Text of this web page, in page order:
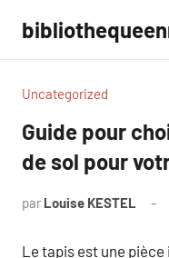
contenu
Uncategorized
Guide pour
de sol pour
par Louise KESTEL
Le tapis est une